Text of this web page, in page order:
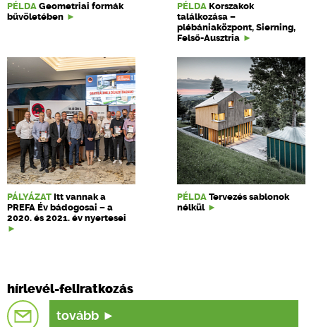
PÉLDA Geometriai formák
bűvöletében
PÉLDA Korszakok
találkozása –
plébániaközpont, Sierning,
Felső-Ausztria
PÁLYÁZAT Itt vannak a
PREFA Év bádogosai – a
2020. és 2021. év nyertesei
PÉLDA Tervezés sablonok
nélkül
hírlevél-feliratkozás
tovább